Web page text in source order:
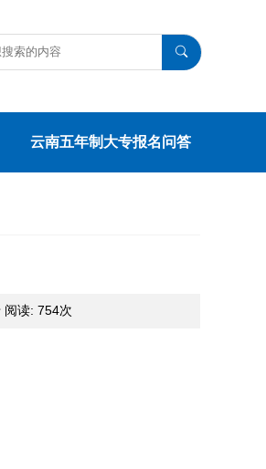
云南五年制大专报名问答
阅读: 754次